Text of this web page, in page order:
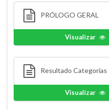
PRÓLOGO GERAL
Visualizar
Resultado Categorias
Visualizar